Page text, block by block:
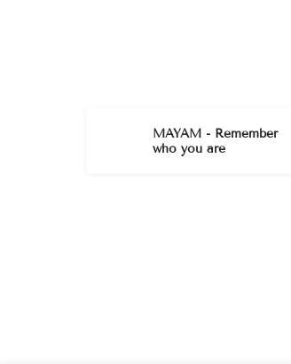
MAYAM - Remember
who you are